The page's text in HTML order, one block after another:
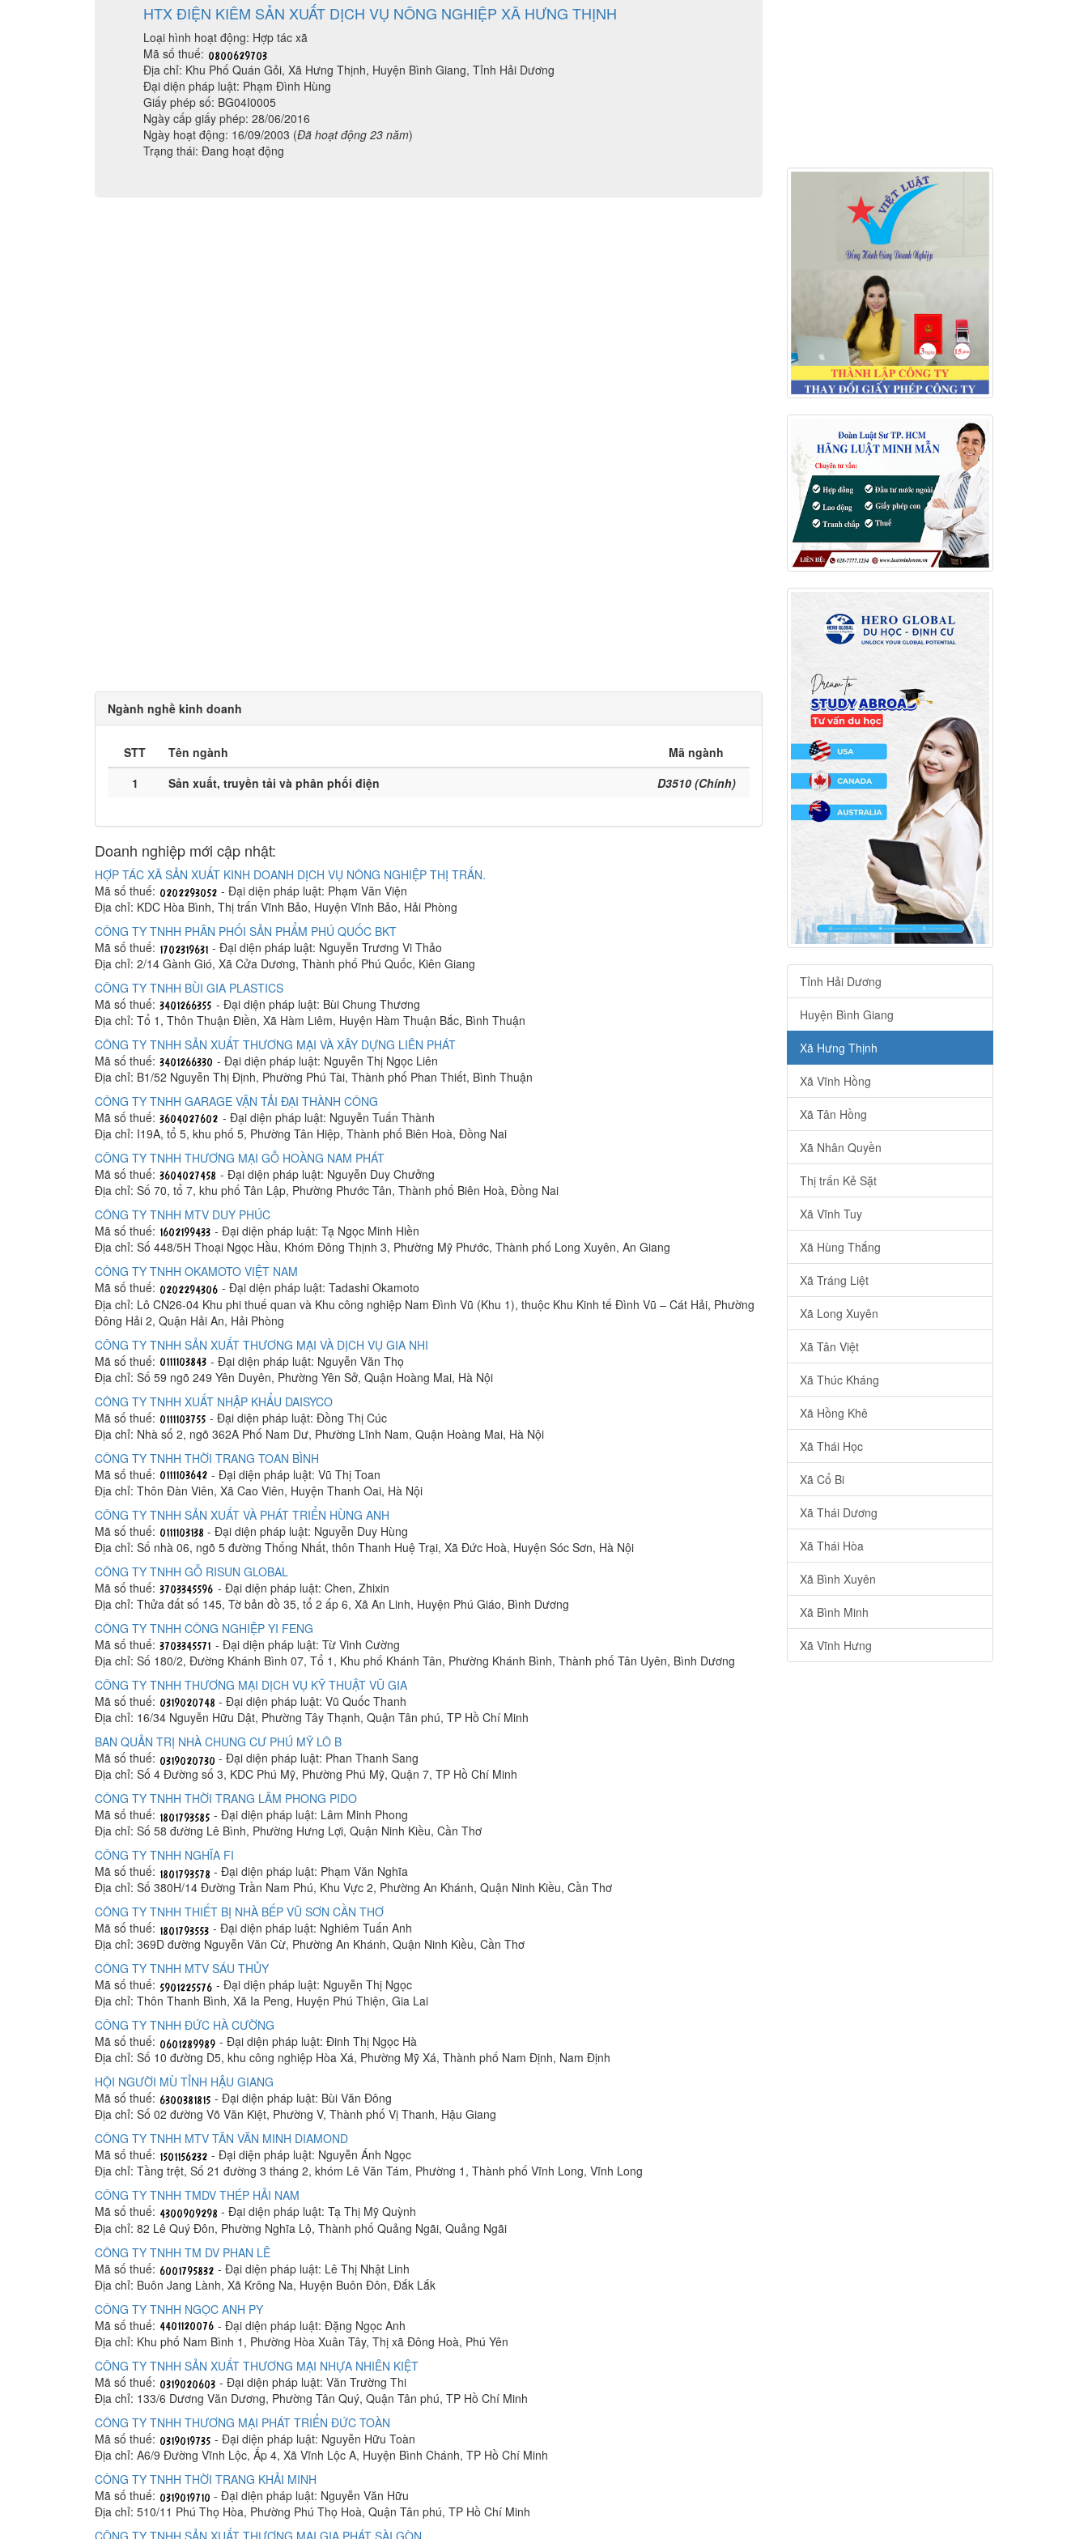
HTX ĐIỆN KIÊM SẢN XUẤT DỊCH VỤ NÔNG NGHIỆP XÃ HƯNG THỊNH
Loại hình hoạt động: Hợp tác xã
Mã số thuế:
Địa chỉ: Khu Phố Quán Gỏi, Xã Hưng Thịnh, Huyện Bình Giang, Tỉnh Hải Dương
Đại diện pháp luật: Phạm Đình Hùng
Giấy phép số: BG04I0005
Ngày cấp giấy phép: 28/06/2016
Ngày hoạt động: 16/09/2003 (Đã hoạt động 23 năm)
Trạng thái: Đang hoạt động
Ngành nghề kinh doanh
STT Tên ngành
Mã ngành
1
Sản xuất, truyền tải và phân phối điện D3510 (Chính)
Doanh nghiệp mới cập nhật:
HỢP TÁC XÃ SẢN XUẤT KINH DOANH DỊCH VỤ NÔNG NGHIỆP THỊ TRẤN.
Mã số thuế:
- Đại diện pháp luật: Phạm Văn Viện
Địa chỉ: KDC Hòa Bình, Thị trấn Vĩnh Bảo, Huyện Vĩnh Bảo, Hải Phòng
CÔNG TY TNHH PHÂN PHỐI SẢN PHẨM PHÚ QUỐC BKT
Mã số thuế:
- Đại diện pháp luật: Nguyễn Trương Vi Thảo
Địa chỉ: 2/14 Gành Gió, Xã Cửa Dương, Thành phố Phú Quốc, Kiên Giang
CÔNG TY TNHH BÙI GIA PLASTICS
Mã số thuế:
- Đại diện pháp luật: Bùi Chung Thương
Địa chỉ: Tổ 1, Thôn Thuận Điền, Xã Hàm Liêm, Huyện Hàm Thuận Bắc, Bình Thuận
CÔNG TY TNHH SẢN XUẤT THƯƠNG MẠI VÀ XÂY DỰNG LIÊN PHÁT
Mã số thuế:
- Đại diện pháp luật: Nguyễn Thị Ngọc Liên
Địa chỉ: B1/52 Nguyễn Thị Định, Phường Phú Tài, Thành phố Phan Thiết, Bình Thuận
CÔNG TY TNHH GARAGE VẬN TẢI ĐẠI THÀNH CÔNG
Mã số thuế:
- Đại diện pháp luật: Nguyễn Tuấn Thành
Địa chỉ: I19A, tổ 5, khu phố 5, Phường Tân Hiệp, Thành phố Biên Hoà, Đồng Nai
CÔNG TY TNHH THƯƠNG MẠI GỖ HOÀNG NAM PHÁT
Mã số thuế:
- Đại diện pháp luật: Nguyễn Duy Chưởng
Địa chỉ: Số 70, tổ 7, khu phố Tân Lập, Phường Phước Tân, Thành phố Biên Hoà, Đồng Nai
CÔNG TY TNHH MTV DUY PHÚC
Mã số thuế:
- Đại diện pháp luật: Tạ Ngọc Minh Hiền
Địa chỉ: Số 448/5H Thoại Ngọc Hầu, Khóm Đông Thịnh 3, Phường Mỹ Phước, Thành phố Long Xuyên, An Giang
CÔNG TY TNHH OKAMOTO VIỆT NAM
Mã số thuế:
- Đại diện pháp luật: Tadashi Okamoto
Địa chỉ: Lô CN26-04 Khu phi thuế quan và Khu công nghiệp Nam Đình Vũ (Khu 1), thuộc Khu Kinh tế Đình Vũ – Cát Hải, Phường
Đông Hải 2, Quận Hải An, Hải Phòng
CÔNG TY TNHH SẢN XUẤT THƯƠNG MẠI VÀ DỊCH VỤ GIA NHI
Mã số thuế:
- Đại diện pháp luật: Nguyễn Văn Thọ
Địa chỉ: Số 59 ngõ 249 Yên Duyên, Phường Yên Sở, Quận Hoàng Mai, Hà Nội
CÔNG TY TNHH XUẤT NHẬP KHẨU DAISYCO
Mã số thuế:
- Đại diện pháp luật: Đồng Thị Cúc
Địa chỉ: Nhà số 2, ngõ 362A Phố Nam Dư, Phường Lĩnh Nam, Quận Hoàng Mai, Hà Nội
CÔNG TY TNHH THỜI TRANG TOAN BÌNH
Mã số thuế:
- Đại diện pháp luật: Vũ Thị Toan
Địa chỉ: Thôn Đàn Viên, Xã Cao Viên, Huyện Thanh Oai, Hà Nội
CÔNG TY TNHH SẢN XUẤT VÀ PHÁT TRIỂN HÙNG ANH
Mã số thuế:
- Đại diện pháp luật: Nguyễn Duy Hùng
Địa chỉ: Số nhà 06, ngõ 5 đường Thống Nhất, thôn Thanh Huệ Trại, Xã Đức Hoà, Huyện Sóc Sơn, Hà Nội
CÔNG TY TNHH GỖ RISUN GLOBAL
Mã số thuế:
- Đại diện pháp luật: Chen, Zhixin
Địa chỉ: Thửa đất số 145, Tờ bản đồ 35, tổ 2 ấp 6, Xã An Linh, Huyện Phú Giáo, Bình Dương
CÔNG TY TNHH CÔNG NGHIỆP YI FENG
Mã số thuế:
- Đại diện pháp luật: Từ Vinh Cường
Địa chỉ: Số 180/2, Đường Khánh Bình 07, Tổ 1, Khu phố Khánh Tân, Phường Khánh Bình, Thành phố Tân Uyên, Bình Dương
CÔNG TY TNHH THƯƠNG MẠI DỊCH VỤ KỸ THUẬT VŨ GIA
Mã số thuế:
- Đại diện pháp luật: Vũ Quốc Thanh
Địa chỉ: 16/34 Nguyễn Hữu Dật, Phường Tây Thạnh, Quận Tân phú, TP Hồ Chí Minh
BAN QUẢN TRỊ NHÀ CHUNG CƯ PHÚ MỸ LÔ B
Mã số thuế:
- Đại diện pháp luật: Phan Thanh Sang
Địa chỉ: Số 4 Đường số 3, KDC Phú Mỹ, Phường Phú Mỹ, Quận 7, TP Hồ Chí Minh
CÔNG TY TNHH THỜI TRANG LÂM PHONG PIDO
Mã số thuế:
- Đại diện pháp luật: Lâm Minh Phong
Địa chỉ: Số 58 đường Lê Bình, Phường Hưng Lợi, Quận Ninh Kiều, Cần Thơ
CÔNG TY TNHH NGHĨA FI
Mã số thuế:
- Đại diện pháp luật: Phạm Văn Nghĩa
Địa chỉ: Số 380H/14 Đường Trần Nam Phú, Khu Vực 2, Phường An Khánh, Quận Ninh Kiều, Cần Thơ
CÔNG TY TNHH THIẾT BỊ NHÀ BẾP VŨ SƠN CẦN THƠ
Mã số thuế:
- Đại diện pháp luật: Nghiêm Tuấn Anh
Địa chỉ: 369D đường Nguyễn Văn Cừ, Phường An Khánh, Quận Ninh Kiều, Cần Thơ
CÔNG TY TNHH MTV SÁU THỦY
Mã số thuế:
- Đại diện pháp luật: Nguyễn Thị Ngọc
Địa chỉ: Thôn Thanh Bình, Xã Ia Peng, Huyện Phú Thiện, Gia Lai
CÔNG TY TNHH ĐỨC HÀ CƯỜNG
Mã số thuế:
- Đại diện pháp luật: Đinh Thị Ngọc Hà
Địa chỉ: Số 10 đường D5, khu công nghiệp Hòa Xá, Phường Mỹ Xá, Thành phố Nam Định, Nam Định
HỘI NGƯỜI MÙ TỈNH HẬU GIANG
Mã số thuế:
- Đại diện pháp luật: Bùi Văn Đông
Địa chỉ: Số 02 đường Võ Văn Kiệt, Phường V, Thành phố Vị Thanh, Hậu Giang
CÔNG TY TNHH MTV TÂN VĂN MINH DIAMOND
Mã số thuế:
- Đại diện pháp luật: Nguyễn Ánh Ngọc
Địa chỉ: Tầng trệt, Số 21 đường 3 tháng 2, khóm Lê Văn Tám, Phường 1, Thành phố Vĩnh Long, Vĩnh Long
CÔNG TY TNHH TMDV THÉP HẢI NAM
Mã số thuế:
- Đại diện pháp luật: Tạ Thị Mỹ Quỳnh
Địa chỉ: 82 Lê Quý Đôn, Phường Nghĩa Lộ, Thành phố Quảng Ngãi, Quảng Ngãi
CÔNG TY TNHH TM DV PHAN LÊ
Mã số thuế:
- Đại diện pháp luật: Lê Thị Nhật Linh
Địa chỉ: Buôn Jang Lành, Xã Krông Na, Huyện Buôn Đôn, Đắk Lắk
CÔNG TY TNHH NGỌC ANH PY
Mã số thuế:
- Đại diện pháp luật: Đặng Ngọc Anh
Địa chỉ: Khu phố Nam Bình 1, Phường Hòa Xuân Tây, Thị xã Đông Hoà, Phú Yên
CÔNG TY TNHH SẢN XUẤT THƯƠNG MẠI NHỰA NHIÊN KIỆT
Mã số thuế:
- Đại diện pháp luật: Văn Trường Thi
Địa chỉ: 133/6 Dương Văn Dương, Phường Tân Quý, Quận Tân phú, TP Hồ Chí Minh
CÔNG TY TNHH THƯƠNG MẠI PHÁT TRIỂN ĐỨC TOÀN
Mã số thuế:
- Đại diện pháp luật: Nguyễn Hữu Toàn
Địa chỉ: A6/9 Đường Vĩnh Lộc, Ấp 4, Xã Vĩnh Lộc A, Huyện Bình Chánh, TP Hồ Chí Minh
CÔNG TY TNHH THỜI TRANG KHẢI MINH
Mã số thuế:
- Đại diện pháp luật: Nguyễn Văn Hữu
Địa chỉ: 510/11 Phú Thọ Hòa, Phường Phú Thọ Hoà, Quận Tân phú, TP Hồ Chí Minh
CÔNG TY TNHH SẢN XUẤT THƯƠNG MẠI GIA PHÁT SÀI GÒN
Tỉnh Hải Dương
Huyện Bình Giang
Xã Hưng Thịnh
Xã Vĩnh Hồng
Xã Tân Hồng
Xã Nhân Quyền
Thị trấn Kẻ Sặt
Xã Vĩnh Tuy
Xã Hùng Thắng
Xã Tráng Liệt
Xã Long Xuyên
Xã Tân Việt
Xã Thúc Kháng
Xã Hồng Khê
Xã Thái Học
Xã Cổ Bi
Xã Thái Dương
Xã Thái Hòa
Xã Bình Xuyên
Xã Bình Minh
Xã Vĩnh Hưng